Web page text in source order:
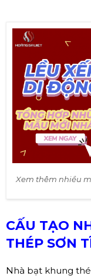
Xem thêm nhiều
CẤU TẠO
THÉP SƠN
Nhà bạt khung